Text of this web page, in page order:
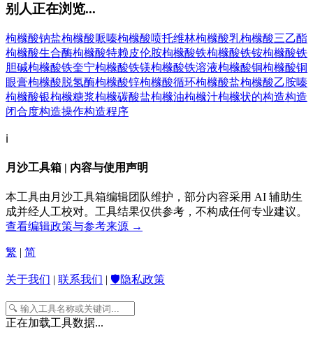
别人正在浏览...
枸橼酸钠盐枸橼酸哌嗪枸橼酸喷托维林枸橼酸乳枸橼酸三乙酯
枸橼酸生合酶枸橼酸特赖皮伦胺枸橼酸铁枸橼酸铁铵枸橼酸铁
胆碱枸橼酸铁奎宁枸橼酸铁镁枸橼酸铁溶液枸橼酸铜枸橼酸铜
眼膏枸橼酸脱氢酶枸橼酸锌枸橼酸循环枸橼酸盐枸橼酸乙胺嗪
枸橼酸银枸橼糖浆枸橼碳酸盐枸橼油枸橼汁枸橼状的构造构造
闭合度构造操作构造程序
ℹ️
月沙工具箱 | 内容与使用声明
本工具由月沙工具箱编辑团队维护，部分内容采用 AI 辅助生
成并经人工校对。工具结果仅供参考，不构成任何专业建议。
查看编辑政策与参考来源 →
繁 | 简
关于我们 | 联系我们 | 🛡️隐私政策
正在加载工具数据...